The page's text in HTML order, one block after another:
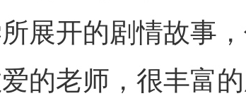
展开的剧情故事
的老师，很丰富